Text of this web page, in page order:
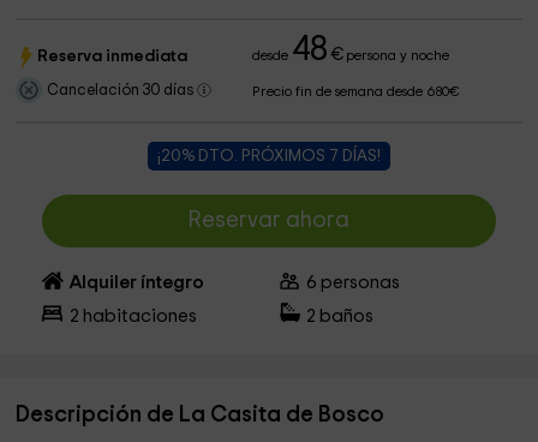
Reserva inmediata desde 48 €persona y noche
Cancelación 30 días Precio fin de semana desde 680€
¡20% DTO. PRÓXIMOS 7 DÍAS!
Reservar ahora
Alquiler íntegro 6 personas
2 habitaciones 2 baños
Descripción de La Casita de Bosco